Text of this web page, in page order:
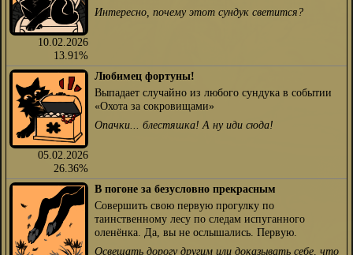
10.02.2026
13.91%
Интересно, почему этот сундук светится?
05.02.2026
26.36%
Любимец фортуны!
Выпадает случайно из любого сундука в событии
«Охота за сокровищами»
Опачки... блестяшка! А ну иди сюда!
В погоне за безусловно прекрасным
Совершить свою первую прогулку по
таинственному лесу по следам испуганного
оленёнка. Да, вы не ослышались. Первую.
Освещать дорогу другим или доказывать себе, что